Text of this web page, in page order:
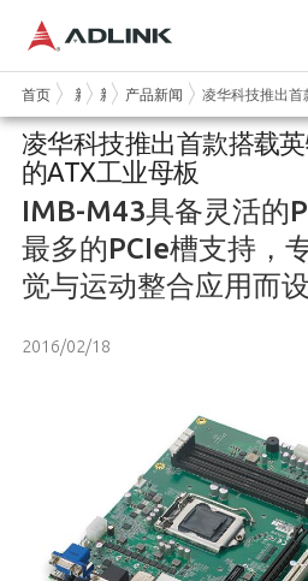
首页 新闻和活动
新闻产品新闻 凌华科技推出首
凌华科技推出首款搭载
的ATX工业母板
IMB-M43具备灵活的
最多的PCIe槽支持，
觉与运动整合应用而
2016/02/18